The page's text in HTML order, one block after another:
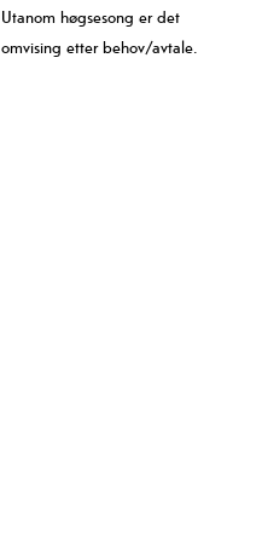
Utanom høgsesong er det
omvising etter behov/avtale.